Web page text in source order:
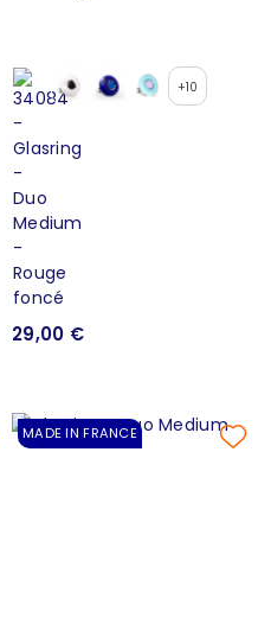
+10
29,00 €
MADE IN FRANCE